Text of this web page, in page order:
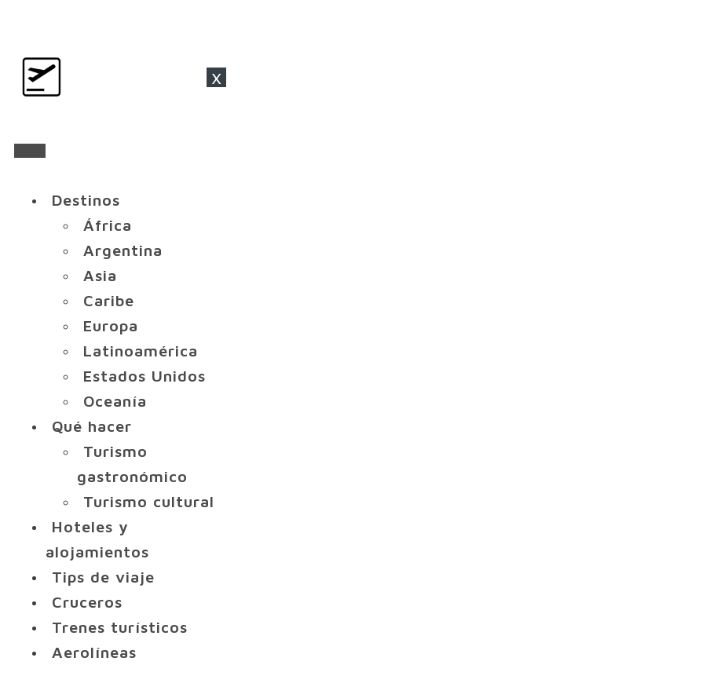
x
Destinos
África
Argentina
Asia
Caribe
Europa
Latinoamérica
Estados Unidos
Oceanía
Qué hacer
Turismo
gastronómico
Turismo cultural
Hoteles y
alojamientos
Tips de viaje
Cruceros
Trenes turísticos
Aerolíneas